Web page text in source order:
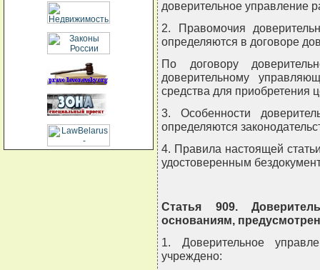
доверительное управление
2. Правомочия
определяются в договоре
По договору
доверительному
средства для приобретения
3. Особенности
определяются
4. Правила настоящей
удостоверенным
Статья 909.
основаниям,
1. Доверительное
учреждено: